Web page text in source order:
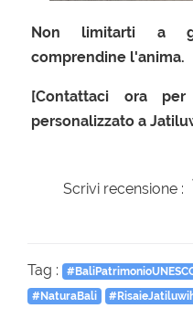
Non limitarti a
comprendine l'anima.
[Contattaci ora
personalizzato a
Scrivi recensione :
Tag :
#NaturaBali